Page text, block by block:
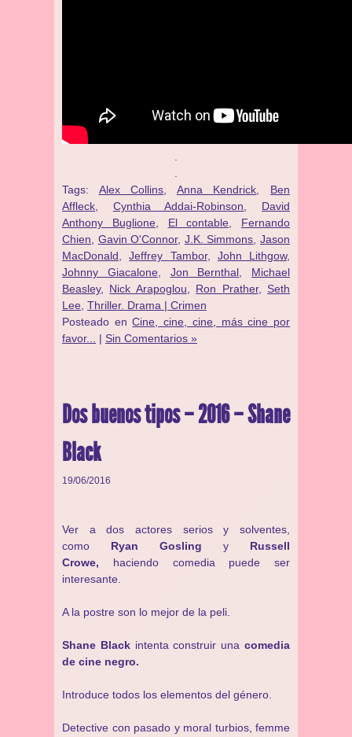
Tags: Alex Collins Anna Kendrick
Ben
Affleck
Cynthia Addai-Robinson
David
Anthony Buglione
El contable
Fernando
Chien
Gavin O'Connor, J.K. Simmons ,Jason
MacDonald ,Jeffrey Tambor, John Lithgow,
Johnny Giacalone
Jon Bernthal
Michael
Beasley, Nick Arapoglou Ron Prather, Seth
Lee Thriller. Drama | Crimen
Posteado enCine, cine, cine, más cine por
favor...
| Sin Comentarios »
Dos buenos tipos – 2016 – Shane
Black
19/06/2016
Ver a dos actores serios y solventes,
como Ryan Gosling y Russell
Crowe, haciendo comedia puede ser
interesante.
A la postre son lo mejor de la peli.
Shane Blackintenta construir unacomedia
de cine negro.
Introduce todos los elementos del género.
Detective con pasado y moral turbios, femme